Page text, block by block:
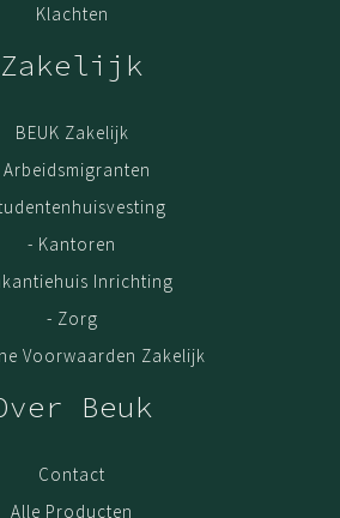
Klachten
Zakelijk
BEUK Zakelijk
Arbeidsmigranten
- Kantoren
Inrichting
- Zorg
Voorwaarden Zakelijk
Beuk
Contact
Alle Producten